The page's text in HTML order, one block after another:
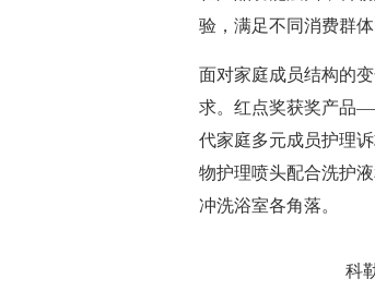
验，满足不同消费群体
面对家庭成员结构的
求。红点奖获奖产品
代家庭多元成员护理
物护理喷头配合洗护
冲洗浴室各角落。
科